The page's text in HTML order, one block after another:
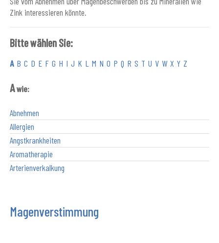
Zink interessieren könnte.
Bitte wählen Sie:
A B C D E F G H I J K L M N O P Q R S T U V W X Y Z
Awie:
Abnehmen
Allergien
Angstkrankheiten
Aromatherapie
Arterienverkalkung
Magenverstimmung